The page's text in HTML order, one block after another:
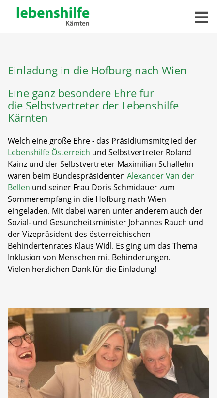
Einladung in die Hofburg nach Wien
Eine ganz besondere Ehre für
die Selbstvertreter der Lebenshilfe
Kärnten
Welch eine große Ehre - das Präsidiumsmitglied der
Lebenshilfe Österreich und Selbstvertreter Roland
Kainz und der Selbstvertreter Maximilian Schallehn
waren beim Bundespräsidenten Alexander Van der
Bellen und seiner Frau Doris Schmidauer zum
Sommerempfang in die Hofburg nach Wien
eingeladen. Mit dabei waren unter anderem auch der
Sozial- und Gesundheitsminister Johannes Rauch und
der Vizepräsident des österreichischen
Behindertenrates Klaus Widl. Es ging um das Thema
Inklusion von Menschen mit Behinderungen.
Vielen herzlichen Dank für die Einladung!